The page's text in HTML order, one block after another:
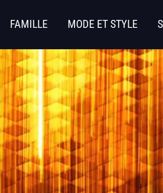
FAMILLE MODE ET STYLE